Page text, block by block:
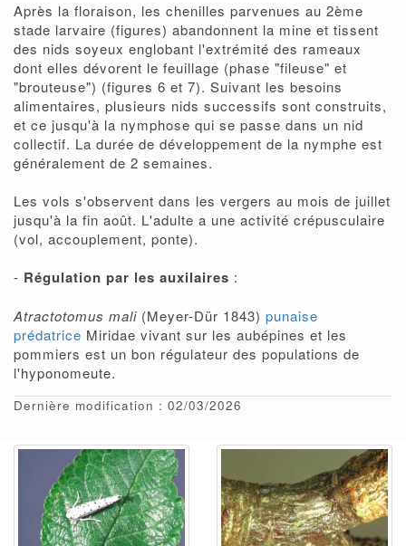
Après la floraison, les chenilles parvenues au 2ème
stade larvaire (figures) abandonnent la mine et tissent
des nids soyeux englobant l'extrémité des rameaux
dont elles dévorent le feuillage (phase "fileuse" et
"brouteuse") (figures 6 et 7). Suivant les besoins
alimentaires, plusieurs nids successifs sont construits,
et ce jusqu'à la nymphose qui se passe dans un nid
collectif. La durée de développement de la nymphe est
généralement de 2 semaines.
Les vols s'observent dans les vergers au mois de juillet
jusqu'à la fin août. L'adulte a une activité crépusculaire
(vol, accouplement, ponte).
- Régulation par les auxilaires :
Atractotomus mali (Meyer-Dür 1843) punaise
prédatrice Miridae vivant sur les aubépines et les
pommiers est un bon régulateur des populations de
l'hyponomeute.
Dernière modification : 02/03/2026